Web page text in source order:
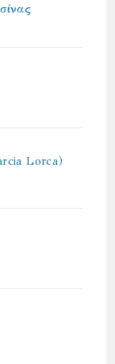
Lorca)